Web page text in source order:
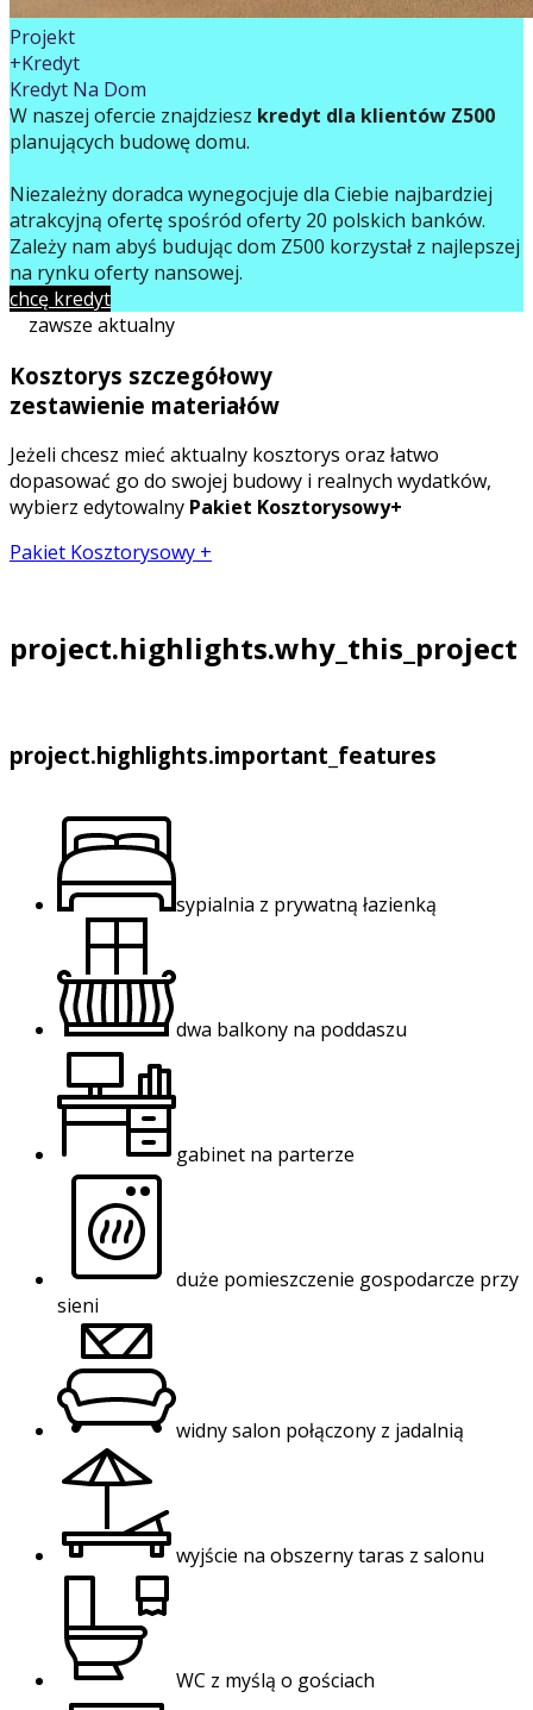
Projekt
+Kredyt
Kredyt Na Dom
W naszej ofercie znajdziesz kredyt dla klientów Z500
planujących budowę domu.
Niezależny doradca wynegocjuje dla Ciebie najbardziej
atrakcyjną ofertę spośród oferty 20 polskich banków.
Zależy nam abyś budując dom Z500 korzystał z najlepszej
na rynku oferty finansowej.
chcę kredyt
zawsze aktualny
Kosztorys szczegółowy
zestawienie materiałów
Jeżeli chcesz mieć aktualny kosztorys oraz łatwo
dopasować go do swojej budowy i realnych wydatków,
wybierz edytowalny Pakiet Kosztorysowy+
Pakiet Kosztorysowy +
project.highlights.why_this_project
project.highlights.important_features
sypialnia z prywatną łazienką
dwa balkony na poddaszu
gabinet na parterze
duże pomieszczenie gospodarcze przy
sieni
widny salon połączony z jadalnią
wyjście na obszerny taras z salonu
WC z myślą o gościach